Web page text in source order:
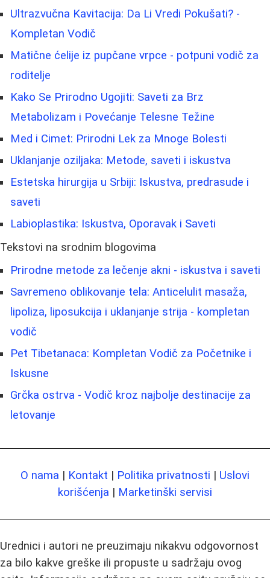
Ultrazvučna Kavitacija: Da Li Vredi Pokušati? -
Kompletan Vodič
Matične ćelije iz pupčane vrpce - potpuni vodič za
roditelje
Kako Se Prirodno Ugojiti: Saveti za Brz
Metabolizam i Povećanje Telesne Težine
Med i Cimet: Prirodni Lek za Mnoge Bolesti
Uklanjanje oziljaka: Metode, saveti i iskustva
Estetska hirurgija u Srbiji: Iskustva, predrasude i
saveti
Labioplastika: Iskustva, Oporavak i Saveti
Tekstovi na srodnim blogovima
Prirodne metode za lečenje akni - iskustva i saveti
Savremeno oblikovanje tela: Anticelulit masaža,
lipoliza, liposukcija i uklanjanje strija - kompletan
vodič
Pet Tibetanaca: Kompletan Vodič za Početnike i
Iskusne
Grčka ostrva - Vodič kroz najbolje destinacije za
letovanje
O nama | Kontakt | Politika privatnosti | Uslovi
korišćenja | Marketinški servisi
Urednici i autori ne preuzimaju nikakvu odgovornost
za bilo kakve greške ili propuste u sadržaju ovog